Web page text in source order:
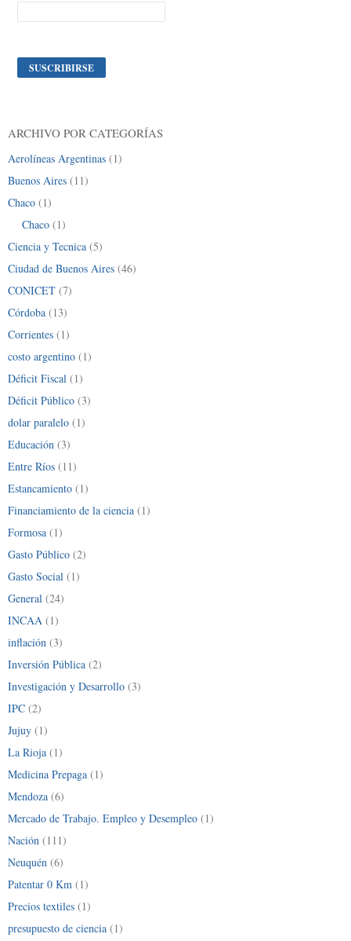
ARCHIVO POR CATEGORÍAS
Aerolíneas Argentinas (1)
Buenos Aires (11)
Chaco (1)
Chaco (1)
Ciencia y Tecnica (5)
Ciudad de Buenos Aires (46)
CONICET (7)
Córdoba (13)
Corrientes (1)
costo argentino (1)
Déficit Fiscal (1)
Déficit Público (3)
dolar paralelo (1)
Educación (3)
Entre Ríos (11)
Estancamiento (1)
Financiamiento de la ciencia (1)
Formosa (1)
Gasto Público (2)
Gasto Social (1)
General (24)
INCAA (1)
inflación (3)
Inversión Pública (2)
Investigación y Desarrollo (3)
IPC (2)
Jujuy (1)
La Rioja (1)
Medicina Prepaga (1)
Mendoza (6)
Mercado de Trabajo. Empleo y Desempleo (1)
Nación (111)
Neuquén (6)
Patentar 0 Km (1)
Precios textiles (1)
presupuesto de ciencia (1)